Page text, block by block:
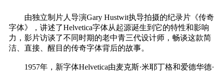
由独立制片人导演Gary Hustwit执导拍摄的纪录片《传奇
字体》，讲述了Helvetica字体从起源诞生到它的特性和影响
力，影片访谈了不同时期的老中青三代设计师，畅谈这款简
洁、直接、醒目的传奇字体背后的故事。
1957年，新字体Helvetica由麦克斯·米耶丁格和爱德华德·